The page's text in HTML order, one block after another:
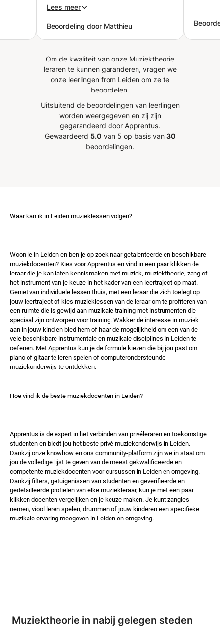
waar je precies op zoek bent als
helemaal weet wat je precies uit
het pianospelen wilt halen kan ze
Lees meer
Beoordeling door Matthieu
Om de kwaliteit van onze Muziektheorie
leraren te kunnen garanderen, vragen we
onze leerlingen from Leiden om ze te
beoordelen.
Uitsluitend de beoordelingen van leerlingen
worden weergegeven en zij zijn
gegarandeerd door Apprentus.
Gewaardeerd 5.0 van 5 op basis van 30
beoordelingen.
Waar kan ik in Leiden muzieklessen volgen?
Woon je in Leiden en ben je op zoek naar getalenteerde en beschikbare
muziekdocenten? Kies voor Apprentus en vind in een paar klikken de
leraar die je kan laten kennismaken met muziek, muziektheorie, zang of
het instrument van je keuze in het kader van een leertraject op maat.
Geniet van individuele lessen thuis, met een leraar die zich toelegt op
jouw leertraject of kies muzieklessen van de leraar om te profiteren van
een ruimte die is gewijd aan muzikale training met instrumenten die
speciaal zijn ontworpen voor training. Wakker de interesse in muziek
aan in jouw kind en bied hem of haar de mogelijkheid om een ​​van de
vele beschikbare instrumentale en muzikale disciplines in Leiden te
oefenen. Met Apprentus kun je de formule kiezen die bij jou past om
piano of gitaar te leren spelen of computerondersteunde
muziekonderwijs te ontdekken.
Hoe vind ik de beste muziekdocenten in Leiden?
Apprentus is de expert in het verbinden van privéleraren en toekomstige
studenten en biedt jou het beste privé muziekonderwijs in Leiden.
Dankzij onze knowhow en ons community-platform zijn we in staat om
jou de volledige lijst te geven van de meest gekwalificeerde en
competente muziekdocenten voor cursussen in Leiden en omgeving.
Dankzij filters, getuigenissen van studenten en geverifieerde en
gedetailleerde profielen van elke muziekleraar, kun je met een paar
klikken docenten vergelijken en je keuze maken. Je kunt zangles
nemen, viool leren spelen, drummen of jouw kinderen een specifieke
muzikale ervaring meegeven in Leiden en omgeving.
Muziektheorie in nabij gelegen steden